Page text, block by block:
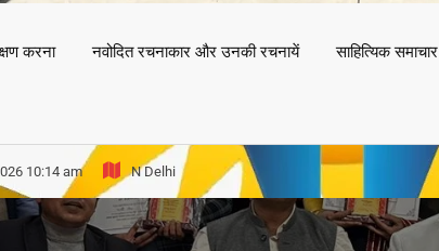
करना नवोदित रचनाकार और उनकी रचनायें साहित्यिक समाचार
होगा ‘द्वितीय गाज़ियाबाद साहित्य महोत्सव’
10:14 am N Delhi